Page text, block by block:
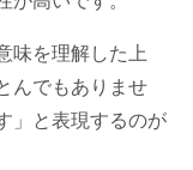
味を理解した上
んでもありませ
」と表現するのが